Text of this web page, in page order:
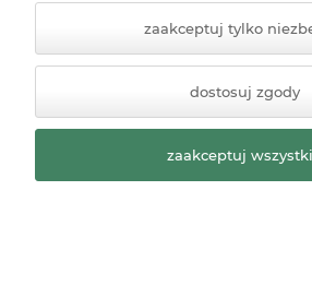
do
zaakceptuj tylko
dostosuj zgody
zaakceptuj